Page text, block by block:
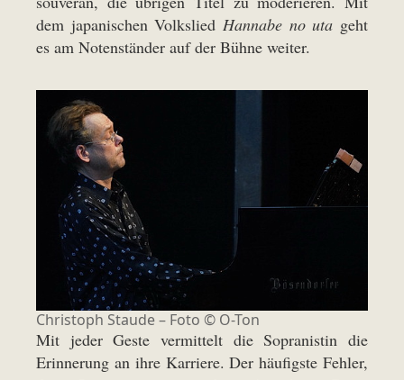
dem japanischen Volkslied Hannabe no uta geht
es am Notenständer auf der Bühne weiter.
Christoph Staude – Foto © O-Ton
Mit jeder Geste vermittelt die Sopranistin die
Erinnerung an ihre Karriere. Der häufigste Fehler,